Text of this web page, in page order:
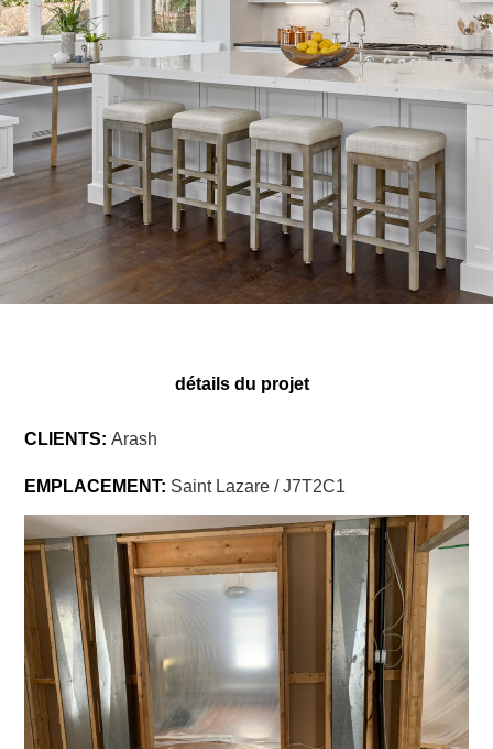
détails du projet
CLIENTS:Arash
EMPLACEMENT: Saint Lazare / J7T2C1